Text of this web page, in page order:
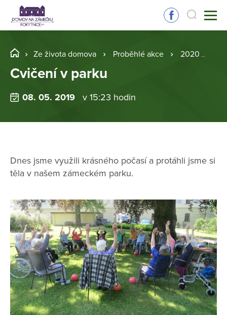
Ze života domova Proběhlé akce 2020
Cvičení v parku
08. 05. 2019 v 15:23 hodin
Dnes jsme využili krásného počasí a protáhli jsme si
těla v našem zámeckém parku.